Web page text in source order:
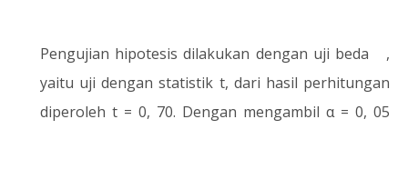
Pengujian hipotesis dilakukan dengan uji beda
,
yaitu uji dengan statistik t, dari hasil perhitungan
diperoleh t = 0, 70. Dengan mengambil α = 0, 05